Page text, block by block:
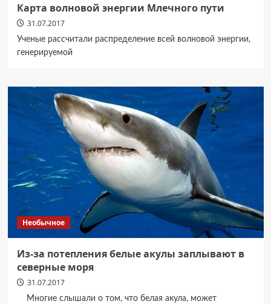
Карта волновой энергии Млечного пути
31.07.2017
Ученые рассчитали распределение всей волновой энергии,
генерируемой
Необычное
Из-за потепления белые акулы заплывают в
северные моря
31.07.2017
Многие слышали о том, что белая акула, может